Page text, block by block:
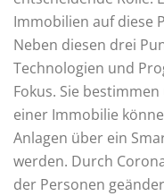
Immobilien auf diese
Neben diesen drei
Technologien und
Fokus. Sie
einer Immobilie
Anlagen über ein
werden. Durch
der Personen